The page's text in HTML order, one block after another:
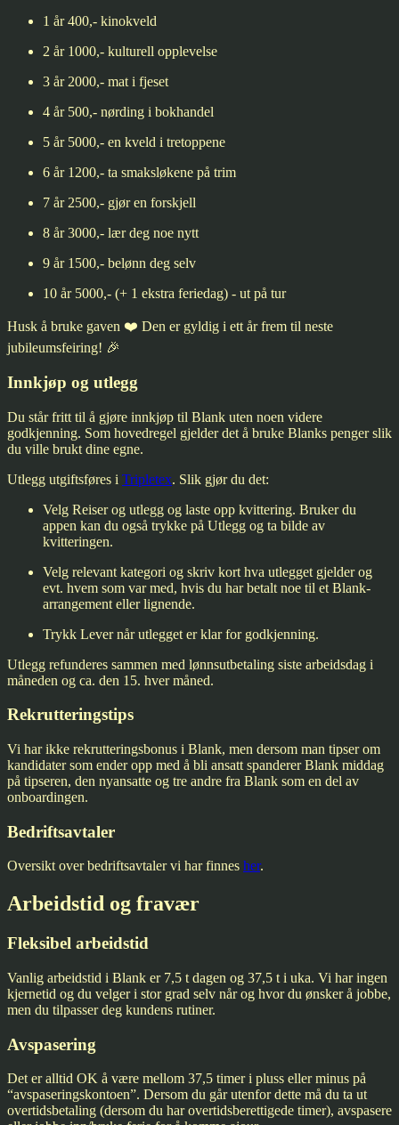
1 år 400,- kinokveld
2 år 1000,- kulturell opplevelse
3 år 2000,- mat i fjeset
4 år 500,- nørding i bokhandel
5 år 5000,- en kveld i tretoppene
6 år 1200,- ta smaksløkene på trim
7 år 2500,- gjør en forskjell
8 år 3000,- lær deg noe nytt
9 år 1500,- belønn deg selv
10 år 5000,- (+ 1 ekstra feriedag) - ut på tur
Husk å bruke gaven ❤️ Den er gyldig i ett år frem til neste
jubileumsfeiring! 🎉
Innkjøp og utlegg
Du står fritt til å gjøre innkjøp til Blank uten noen videre
godkjenning. Som hovedregel gjelder det å bruke Blanks penger slik
du ville brukt dine egne.
Utlegg utgiftsføres i Tripletex. Slik gjør du det:
Velg Reiser og utlegg og laste opp kvittering. Bruker du
appen kan du også trykke på Utlegg og ta bilde av
kvitteringen.
Velg relevant kategori og skriv kort hva utlegget gjelder og
evt. hvem som var med, hvis du har betalt noe til et Blank-
arrangement eller lignende.
Trykk Levernår utlegget er klar for godkjenning.
Utlegg refunderes sammen med lønnsutbetaling siste arbeidsdag i
måneden og ca. den 15. hver måned.
Rekrutteringstips
Vi har ikke rekrutteringsbonus i Blank, men dersom man tipser om
kandidater som ender opp med å bli ansatt spanderer Blank middag
på tipseren, den nyansatte og tre andre fra Blank som en del av
onboardingen.
Bedriftsavtaler
Oversikt over bedriftsavtaler vi har finnes her.
Arbeidstid og fravær
Fleksibel arbeidstid
Vanlig arbeidstid i Blank er 7,5 t dagen og 37,5 t i uka. Vi har ingen
kjernetid og du velger i stor grad selv når og hvor du ønsker å jobbe,
men du tilpasser deg kundens rutiner.
Avspasering
Det er alltid OK å være mellom 37,5 timer i pluss eller minus på
“avspaseringskontoen”. Dersom du går utenfor dette må du ta ut
overtidsbetaling (dersom du har overtidsberettigede timer), avspasere